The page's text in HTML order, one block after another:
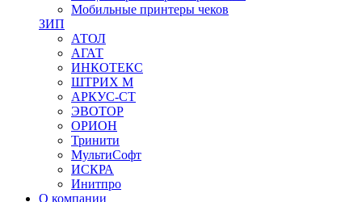
Мобильные принтеры чеков
ЗИП
АТОЛ
АГАТ
ИНКОТЕКС
ШТРИХ М
АРКУС-СТ
ЭВОТОР
ОРИОН
Тринити
МультиСофт
ИСКРА
Инитпро
О компании